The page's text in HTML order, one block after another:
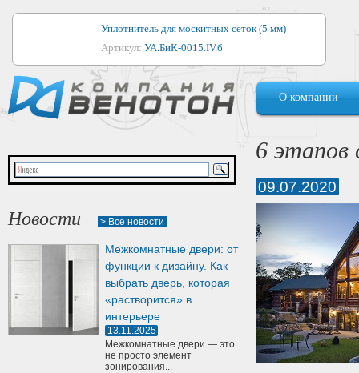
Уплотнитель для москитных сеток (5 мм)
Артикул: УА.БиК-0015.IV.б
Уплотнитель для алюминиевых окон
Артикул:1044
Уплотнитель для деревянных окон
Артикул:УМ.БиК-0062.IV.б
Уплотнитель лоджиевый для (4, 5, 6 мм)
Уплотнитель для деревянных дверей
Артикул:
О компании
Новости > Все новости
Межкомнатные двери: от
функции к дизайну. Как
выбрать дверь, которая
«растворится» в
интерьере
13.11.2025
Межкомнатные двери — это
не просто элемент
зонирования...
6 этапов
09.07.2020